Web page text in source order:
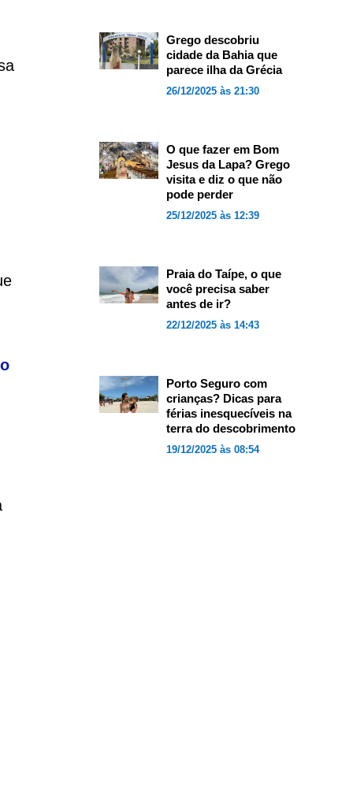
Grego descobriu
cidade da Bahia que
parece ilha da Grécia
26/12/2025 às 21:30
O que fazer em Bom
Jesus da Lapa? Grego
visita e diz o que não
pode perder
25/12/2025 às 12:39
Praia do Taípe, o que
você precisa saber
antes de ir?
22/12/2025 às 14:43
Porto Seguro com
crianças? Dicas para
férias inesquecíveis na
terra do descobrimento
19/12/2025 às 08:54